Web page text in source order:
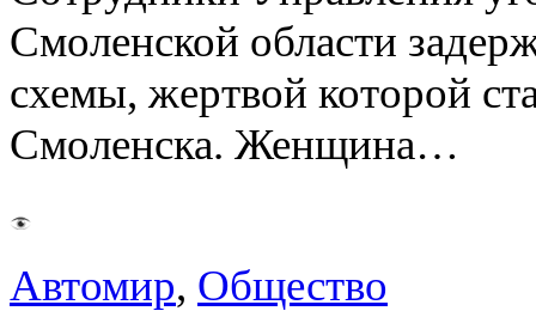
Смоленской области
схемы, жертвой которой
Смоленска. Женщина…
Автомир, Общество